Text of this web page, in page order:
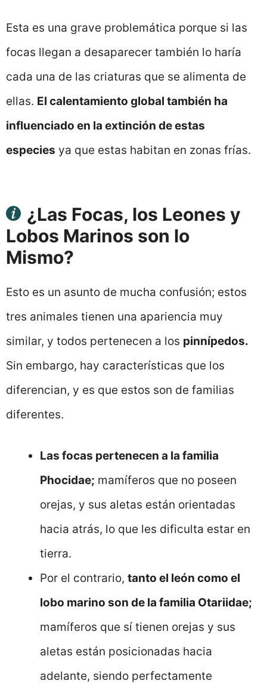
Esta es una grave problemática porque si las
focas llegan a desaparecer también lo haría
cada una de las criaturas que se alimenta de
ellas. El calentamiento global también ha
influenciado en la extinción de estas
especies ya que estas habitan en zonas frías.
¿Las Focas, los Leones y
Lobos Marinos son lo
Mismo?
Esto es un asunto de mucha confusión; estos
tres animales tienen una apariencia muy
similar, y todos pertenecen a los pinnípedos.
Sin embargo, hay características que los
diferencian, y es que estos son de familias
diferentes.
Las focas pertenecen a la familia
Phocidae; mamíferos que no poseen
orejas, y sus aletas están orientadas
hacia atrás, lo que les dificulta estar en
tierra.
Por el contrario, tanto el león como el
lobo marino son de la familia Otariidae;
mamíferos que sí tienen orejas y sus
aletas están posicionadas hacia
adelante, siendo perfectamente